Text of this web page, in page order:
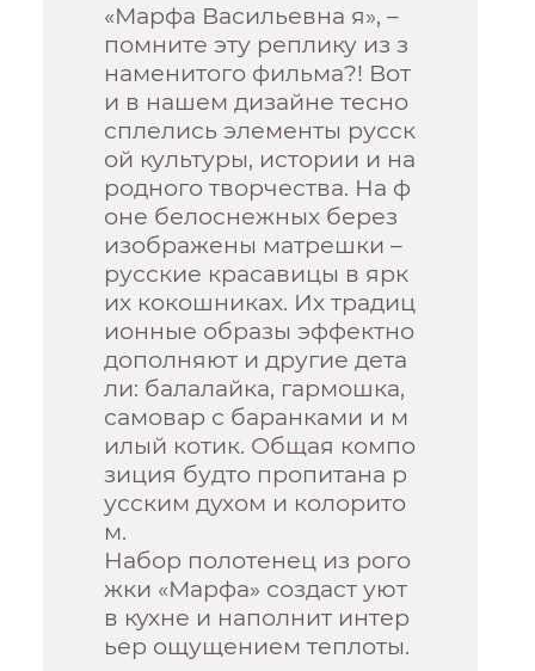
«Марфа Васильевна я», –
помните эту реплику из з
наменитого фильма?! Вот
и в нашем дизайне тесно
сплелись элементы русск
ой культуры, истории и на
родного творчества. На ф
оне белоснежных берез
изображены матрешки –
русские красавицы в ярк
их кокошниках. Их традиц
ионные образы эффектно
дополняют и другие дета
ли: балалайка, гармошка,
самовар с баранками и м
илый котик. Общая компо
зиция будто пропитана р
усским духом и колорито
м.
Набор полотенец из рого
жки «Марфа» создаст уют
в кухне и наполнит интер
ьер ощущением теплоты.